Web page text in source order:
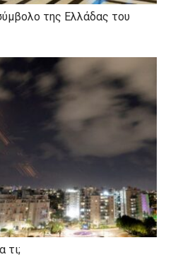
της Ελλάδας του
τι;